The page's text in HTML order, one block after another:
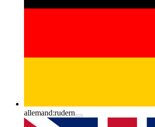
allemand:rudern